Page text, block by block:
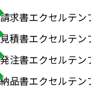
請求書エクセルテン
見積書エクセルテン
発注書エクセルテン
納品書エクセルテン